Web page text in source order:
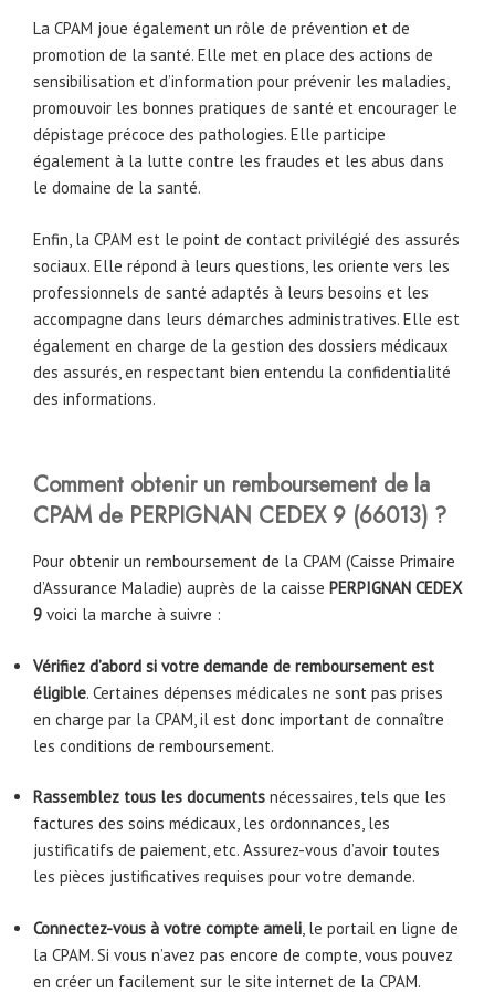
La CPAM joue également un rôle de prévention et de
promotion de la santé. Elle met en place des actions de
sensibilisation et d’information pour prévenir les maladies,
promouvoir les bonnes pratiques de santé et encourager le
dépistage précoce des pathologies. Elle participe
également à la lutte contre les fraudes et les abus dans
le domaine de la santé.
Enfin, la CPAM est le point de contact privilégié des assurés
sociaux. Elle répond à leurs questions, les oriente vers les
professionnels de santé adaptés à leurs besoins et les
accompagne dans leurs démarches administratives. Elle est
également en charge de la gestion des dossiers médicaux
des assurés, en respectant bien entendu la confidentialité
des informations.
Comment obtenir un remboursement de la
CPAM de PERPIGNAN CEDEX 9 (66013) ?
Pour obtenir un remboursement de la CPAM (Caisse Primaire
d’Assurance Maladie) auprès de la caisse PERPIGNAN CEDEX
9 voici la marche à suivre :
Vérifiez d’abord si votre demande de remboursement est
éligible. Certaines dépenses médicales ne sont pas prises
en charge par la CPAM, il est donc important de connaître
les conditions de remboursement.
Rassemblez tous les documents nécessaires, tels que les
factures des soins médicaux, les ordonnances, les
justificatifs de paiement, etc. Assurez-vous d’avoir toutes
les pièces justificatives requises pour votre demande.
Connectez-vous à votre compte ameli, le portail en ligne de
la CPAM. Si vous n’avez pas encore de compte, vous pouvez
en créer un facilement sur le site internet de la CPAM.